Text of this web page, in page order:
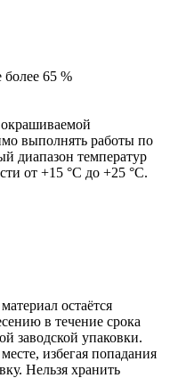
65 %
выполнять работы по
диапазон температур
от +15 °C до +25 °C.
остаётся
в течение срока
заводской упаковки.
избегая попадания
Нельзя хранить